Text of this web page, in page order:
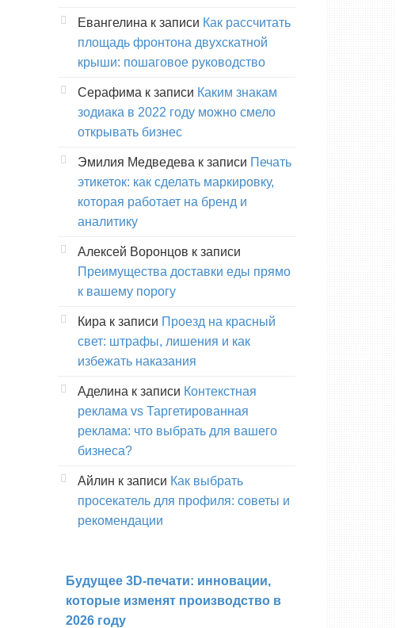
Евангелина к записи Как рассчитать
площадь фронтона двухскатной
крыши: пошаговое руководство
Серафима к записи Каким знакам
зодиака в 2022 году можно смело
открывать бизнес
Эмилия Медведева к записи Печать
этикеток: как сделать маркировку,
которая работает на бренд и
аналитику
Алексей Воронцов к записи
Преимущества доставки еды прямо
к вашему порогу
Кира к записи Проезд на красный
свет: штрафы, лишения и как
избежать наказания
Аделина к записи Контекстная
реклама vs Таргетированная
реклама: что выбрать для вашего
бизнеса?
Айлин к записи Как выбрать
просекатель для профиля: советы и
рекомендации
Будущее 3D-печати: инновации,
которые изменят производство в
2026 году